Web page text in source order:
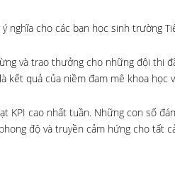
nghĩa cho các bạn học sinh trường
và trao thưởng cho những đội thi
kết quả của niềm đam mê khoa học
KPI cao nhất tuần. Những con số
độ và truyền cảm hứng cho tất